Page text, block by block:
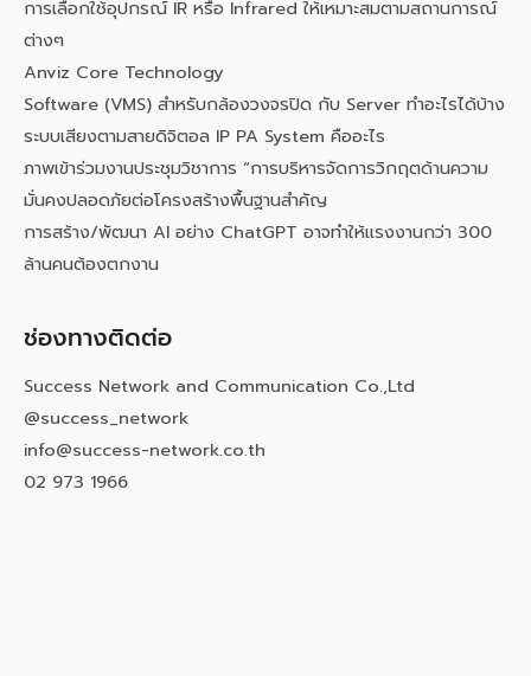
การเลือกใช้อุปกรณ์ IR หรือ Infrared ให้เหมาะสมตามสถานการณ์
ต่างๆ
Anviz Core Technology
Software (VMS) สำหรับกล้องวงจรปิด กับ Server ทำอะไรได้บ้าง
ระบบเสียงตามสายดิจิตอล IP PA System คืออะไร
ภาพเข้าร่วมงานประชุมวิชาการ “การบริหารจัดการวิกฤตด้านความ
มั่นคงปลอดภัยต่อโครงสร้างพื้นฐานสำคัญ
การสร้าง/พัฒนา AI อย่าง ChatGPT อาจทำให้แรงงานกว่า 300
ล้านคนต้องตกงาน
ช่องทางติดต่อ
Success Network and Communication Co.,Ltd
@success_network
info@success-network.co.th
02 973 1966